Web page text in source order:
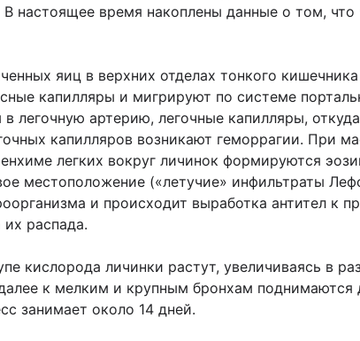
настоящее время накоплены данные о том,
яиц в верхних отделах тонкого
капилляры и мигрируют по системе
в легочную артерию, легочные капилляры,
капилляров возникают геморрагии. При
легких вокруг личинок формируются
местоположение («летучие» инфильтраты
и происходит выработка антител к
распада.
кислорода личинки растут, увеличиваясь в
к мелким и крупным бронхам поднимаются
занимает около 14 дней.